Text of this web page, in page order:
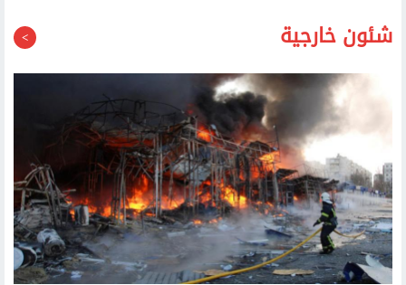
شئون خارجية